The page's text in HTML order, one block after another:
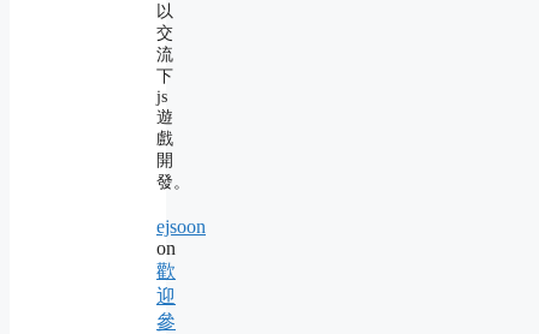
以
交
流
下
js
遊
戲
開
發。
ejsoon
on
歡
迎
參